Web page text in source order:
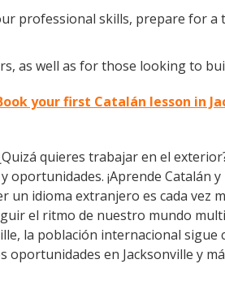
professional skills, prepare for
as well as for those looking to
your first Catalán lesson in
quieres trabajar en el
¡Aprende Catalán
un idioma extranjero es cada vez
el ritmo de nuestro mundo
la población internacional sigue
en Jacksonville y